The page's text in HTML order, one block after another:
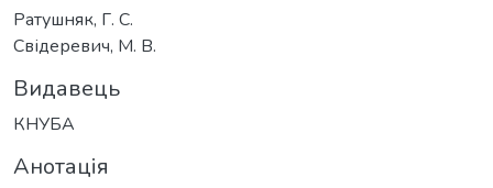
Ратушняк, Г. С.
Свідеревич, М. В.
Видавець
КНУБА
Анотація